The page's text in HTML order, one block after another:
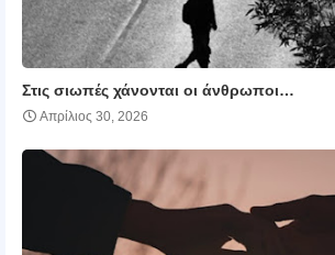
Στις σιωπές χάνονται οι άνθρωποι…
Απρίλιος 30, 2026